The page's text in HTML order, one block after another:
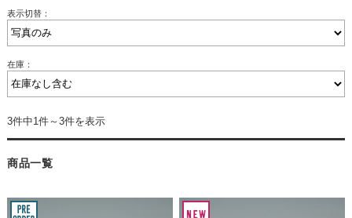
表示切替：
在庫：
3件中1件～3件を表示
商品一覧